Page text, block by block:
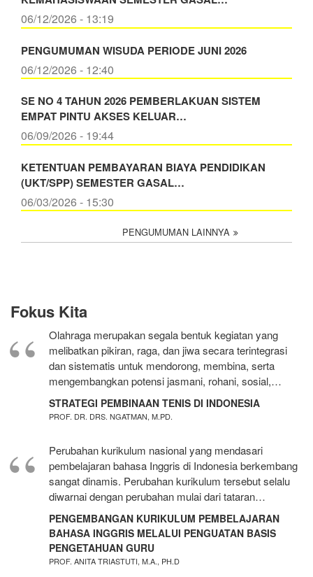
06/12/2026 - 13:19
PENGUMUMAN WISUDA PERIODE JUNI 2026
06/12/2026 - 12:40
SE NO 4 TAHUN 2026 PEMBERLAKUAN SISTEM
EMPAT PINTU AKSES KELUAR…
06/09/2026 - 19:44
KETENTUAN PEMBAYARAN BIAYA PENDIDIKAN
(UKT/SPP) SEMESTER GASAL…
06/03/2026 - 15:30
PENGUMUMAN LAINNYA
Fokus Kita
Olahraga merupakan segala bentuk kegiatan yang
melibatkan pikiran, raga, dan jiwa secara terintegrasi
dan sistematis untuk mendorong, membina, serta
mengembangkan potensi jasmani, rohani, sosial,…
STRATEGI PEMBINAAN TENIS DI INDONESIA
PROF. DR. DRS. NGATMAN, M.PD.
Perubahan kurikulum nasional yang mendasari
pembelajaran bahasa Inggris di Indonesia berkembang
sangat dinamis. Perubahan kurikulum tersebut selalu
diwarnai dengan perubahan mulai dari tataran…
PENGEMBANGAN KURIKULUM PEMBELAJARAN
BAHASA INGGRIS MELALUI PENGUATAN BASIS
PENGETAHUAN GURU
PROF. ANITA TRIASTUTI, M.A., PH.D